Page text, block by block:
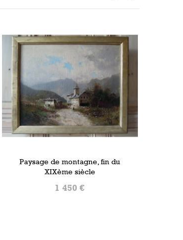
Paysage de montagne, fin du
XIXème siècle
1 450 €